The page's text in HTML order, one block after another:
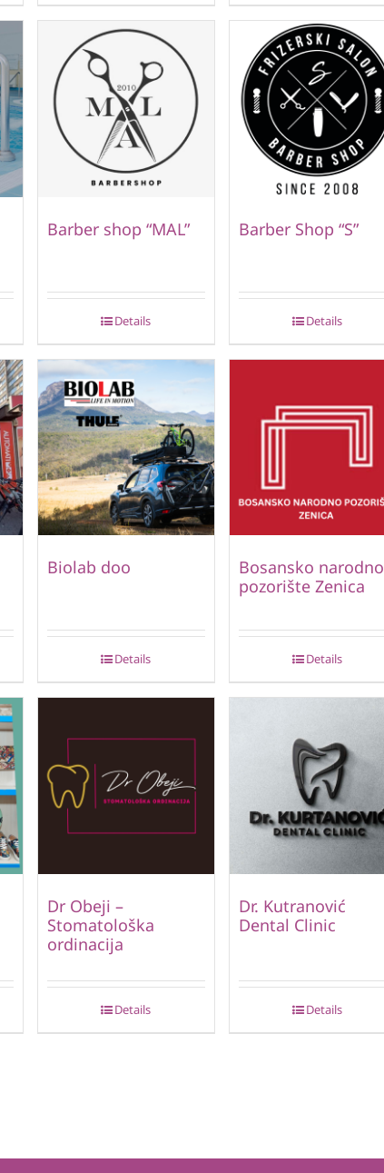
Barber shop “MAL”
Details
Barber Shop “S”
Details
Biolab doo
Details
Bosansko narodno
pozorište Zenica
Details
Dr Obeji –
Stomatološka
ordinacija
Details
Dr. Kutranović
Dental Clinic
Details